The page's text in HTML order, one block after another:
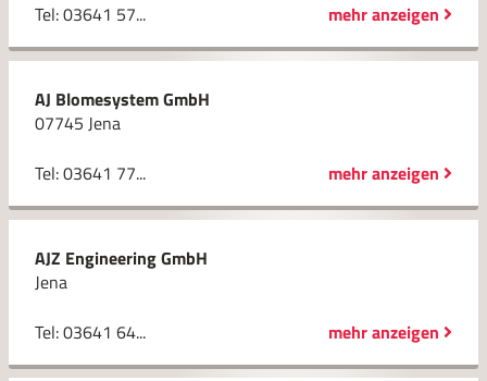
Tel: 03641 57...
mehr anzeigen
AJ Blomesystem GmbH
07745 Jena
Tel: 03641 77...
mehr anzeigen
AJZ Engineering GmbH
Jena
Tel: 03641 64...
mehr anzeigen